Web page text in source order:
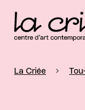
La Criée